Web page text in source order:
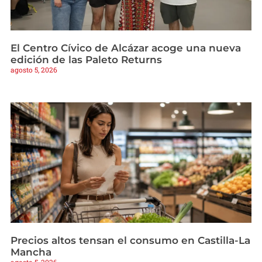
El Centro Cívico de Alcázar acoge una nueva
edición de las Paleto Returns
agosto 5, 2026
Precios altos tensan el consumo en Castilla-La
Mancha